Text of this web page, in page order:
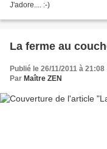
J'adore.... :-)
La ferme au
Publié le 26/11/2011 à 21:08
Par Maître ZEN